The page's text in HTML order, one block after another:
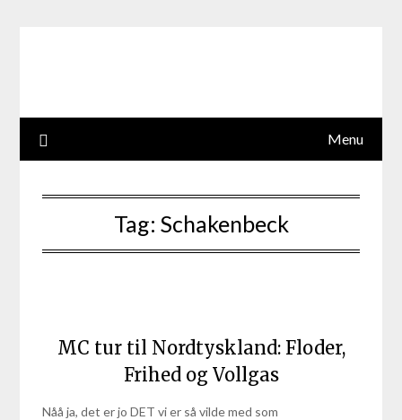
Menu
Tag: Schakenbeck
MC tur til Nordtyskland: Floder,
Frihed og Vollgas
Nåå ja, det er jo DET vi er så vilde med som